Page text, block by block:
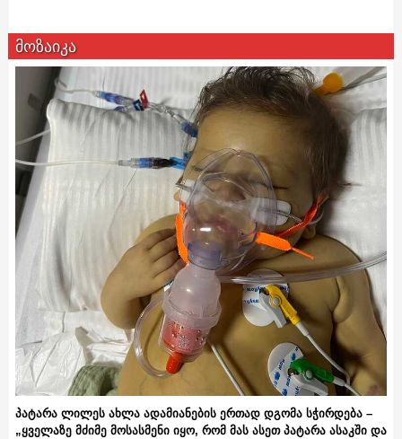
მოზაიკა
პატარა ლილეს ახლა ადამიანების ერთად დგომა სჭირდება –
„ყველაზე მძიმე მოსასმენი იყო, რომ მას ასეთ პატარა ასაკში და